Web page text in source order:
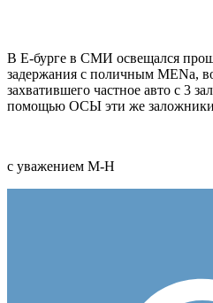
В Е-бурге в СМИ освещался
задержания с поличным MENa,
захватившего частное авто с 3
помощью ОСЫ эти же заложники
с уважением М-Н